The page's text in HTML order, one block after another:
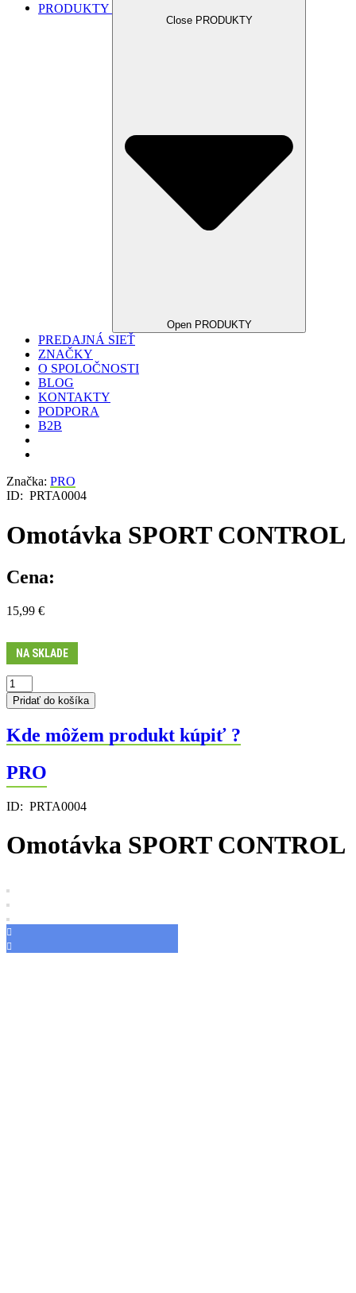
PRODUKTY
Close PRODUKTY
Open PRODUKTY
PREDAJNÁ SIEŤ
ZNAČKY
O SPOLOČNOSTI
BLOG
KONTAKTY
PODPORA
B2B
Značka: PRO
ID: PRTA0004
Omotávka SPORT CONTROL
Cena:
15,99 €
NA SKLADE
množstvo
Omotávka
SPORT
Pridať do košíka
Kde môžem produkt kúpiť ?
PRO
ID: PRTA0004
Omotávka SPORT CONTROL